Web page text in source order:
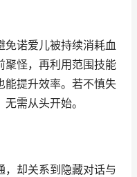
免诺爱儿被持续消耗血
聚怪，再利用范围技能
能提升效率。若不慎失
需从头开始。
，却关系到隐藏对话与